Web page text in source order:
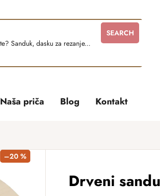
SEARCH
Naša priča Blog Kontakt
Drveni
–20 %